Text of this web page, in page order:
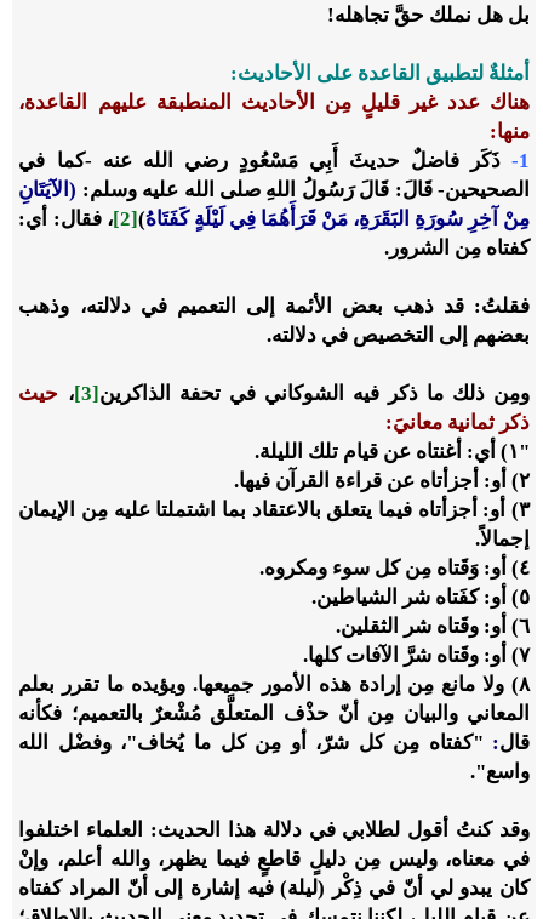
بل هل نملك حقَّ تجاهله!
أمثلةٌ لتطبيق القاعدة على الأحاديث:
هناك عدد غير قليلٍ مِن الأحاديث المنطبقة عليهم القاعدة،
منها:
1-
ذَكَر فاضلٌ حديثَ أَبِي مَسْعُودٍ رضي الله عنه -كما في
الصحيحين- قَالَ: قَالَ رَسُولُ اللهِ صلى الله عليه وسلم: (الآيَتَانِ
مِنْ آخِرِ سُورَةِ البَقَرَةِ، مَنْ قَرَأَهُمَا فِي لَيْلَةٍ كَفَتَاهُ)
[2]
، فقال: أي:
كفتاه مِن الشرور.
فقلتُ: قد ذهب بعض الأئمة إلى التعميم في دلالته، وذهب
بعضهم إلى التخصيص في دلالته.
ومِن ذلك ما ذكر فيه الشوكاني في تحفة الذاكرين[3] ، حيث
ذكر ثمانية معانيَ:
"١) أي: أغنتاه عن قيام تلك الليلة.
٢) أو: أجزأتاه عن قراءة القرآن فيها.
٣) أو: أجزأتاه فيما يتعلق بالاعتقاد بما اشتملتا عليه مِن الإيمان
إجمالاً.
٤) أو: وَقَتاه مِن كل سوء ومكروه.
٥) أو: كفَتاه شر الشياطين.
٦) أو: وقَتاه شر الثقلين.
٧) أو: وقَتاه شرَّ الآفات كلها.
٨) ولا مانع مِن إرادة هذه الأمور جميعها. ويؤيده ما تقرر بعلم
المعاني والبيان مِن أنّ حذْف المتعلَّق مُشْعرٌ بالتعميم؛ فكأنه
قال: "كفتاه مِن كل شرّ، أو مِن كل ما يُخاف"، وفضْل الله
واسع".
وقد كنتُ أقول لطلابي في دلالة هذا الحديث: العلماء اختلفوا
في معناه، وليس مِن دليلٍ قاطعٍ فيما يظهر، والله أعلم، وإنْ
كان يبدو لي أنّ في ذِكْر (ليلة) فيه إشارة إلى أنّ المراد كفتاه